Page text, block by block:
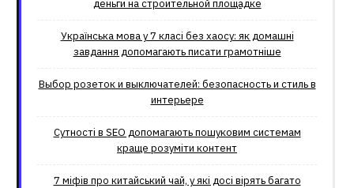
деньги на строительной площадке
Українська мова у 7 класі без хаосу: як домашні
завдання допомагають писати грамотніше
Выбор розеток и выключателей: безопасность и стиль в
интерьере
Сутності в SEO допомагають пошуковим системам
краще розуміти контент
7 міфів про китайський чай, у які досі вірять багато